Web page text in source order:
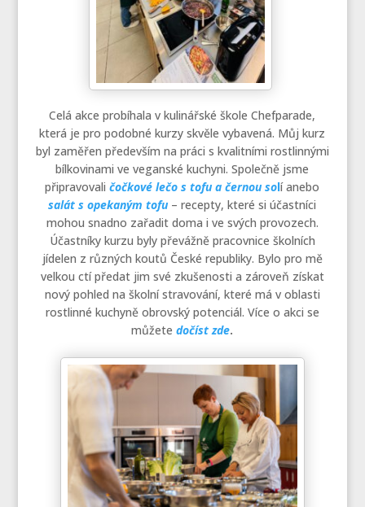
Celá akce probíhala v kulinářské škole Chefparade,
která je pro podobné kurzy skvěle vybavená. Můj kurz
byl zaměřen především na práci s kvalitními rostlinnými
bílkovinami ve veganské kuchyni. Společně jsme
připravovaličočkové lečo s tofu a černou solí anebo
salát s opekaným tofu– recepty, které si účastníci
mohou snadno zařadit doma i ve svých provozech.
Účastníky kurzu byly převážně pracovnice školních
jídelen z různých koutů České republiky. Bylo pro mě
velkou ctí předat jim své zkušenosti a zároveň získat
nový pohled na školní stravování, které má v oblasti
rostlinné kuchyně obrovský potenciál. Více o akci se
můžetedočíst zde.